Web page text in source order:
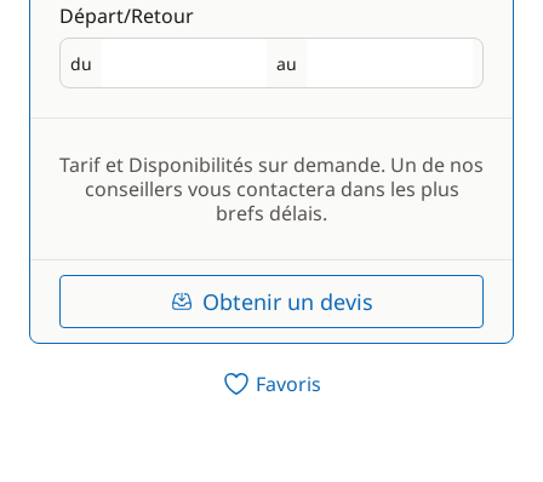
Départ/Retour
du
Départ au
Retour
Tarif et Disponibilités sur demande. Un de nos
conseillers vous contactera dans les plus
brefs délais.
Obtenir un devis
Favoris